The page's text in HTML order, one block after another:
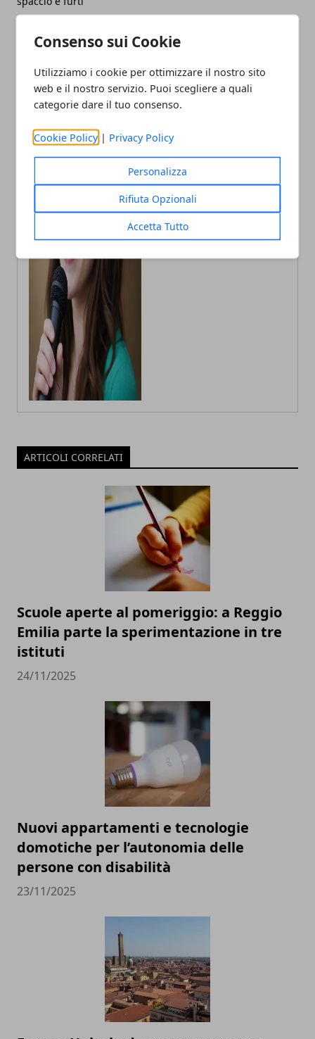
Consenso sui Cookie
Utilizziamo i cookie per ottimizzare il nostro sito
web e il nostro servizio. Puoi scegliere a quali
categorie dare il tuo consenso.
Cookie Policy | Privacy Policy
Personalizza
Rifiuta Opzionali
Accetta Tutto
Annalisa Biasi
in Psicologia con la passione per la
scrittura e le guide How to
ARTICOLI CORRELATI
Scuole aperte al pomeriggio: a Reggio
Emilia parte la sperimentazione in tre
istituti
24/11/2025
Nuovi appartamenti e tecnologie
domotiche per l’autonomia delle
persone con disabilità
23/11/2025